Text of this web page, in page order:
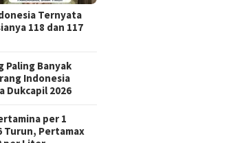
Ternyata
118 dan 117
Paling Banyak
Indonesia
Dukcapil 2026
per 1
Turun, Pertamax